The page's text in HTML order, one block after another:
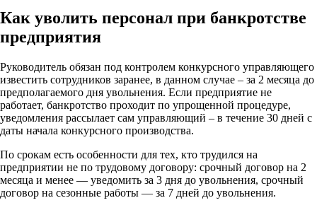
Как уволить персонал при банкротстве
предприятия
Руководитель обязан под контролем конкурсного управляющего
известить сотрудников заранее, в данном случае – за 2 месяца до
предполагаемого дня увольнения. Если предприятие не
работает, банкротство проходит по упрощенной процедуре,
уведомления рассылает сам управляющий – в течение 30 дней с
даты начала конкурсного производства.
По срокам есть особенности для тех, кто трудился на
предприятии не по трудовому договору: срочный договор на 2
месяца и менее — уведомить за 3 дня до увольнения, срочный
договор на сезонные работы — за 7 дней до увольнения.